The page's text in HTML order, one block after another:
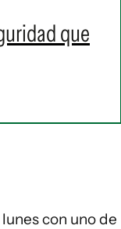
que
con uno de